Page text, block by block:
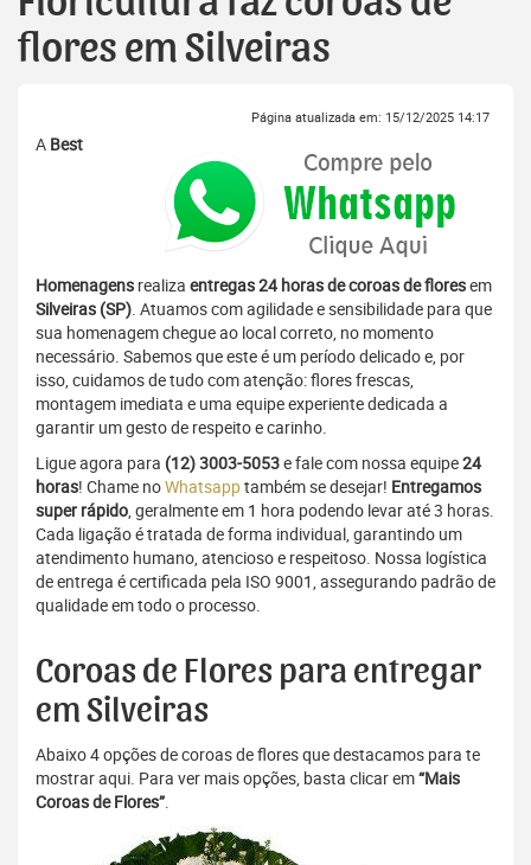
flores em Silveiras
Página atualizada em: 15/12/2025 14:17
A Best
Homenagens realiza entregas 24 horas de coroas de floresem
Silveiras (SP). Atuamos com agilidade e sensibilidade para que
sua homenagem chegue ao local correto, no momento
necessário. Sabemos que este é um período delicado e, por
isso, cuidamos de tudo com atenção: flores frescas,
montagem imediata e uma equipe experiente dedicada a
garantir um gesto de respeito e carinho.
Ligue agora para (12) 3003-5053e fale com nossa equipe24
horas! Chame noWhatsapptambém se desejar! Entregamos
super rápido, geralmente em 1 hora podendo levar até 3 horas.
Cada ligação é tratada de forma individual, garantindo um
atendimento humano, atencioso e respeitoso. Nossa logística
de entrega é certificada pela ISO 9001, assegurando padrão de
qualidade em todo o processo.
Coroas de Flores para entregar
em Silveiras
Abaixo 4 opções de coroas de flores que destacamos para te
mostrar aqui. Para ver mais opções, basta clicar em“Mais
Coroas de Flores”.